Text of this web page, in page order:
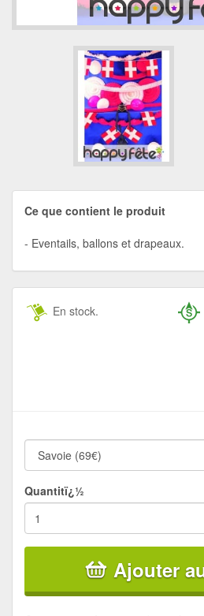
Ce que contient le produit
Eventails, ballons et drapeaux.
En stock.
Quantitï¿½
Ajouter